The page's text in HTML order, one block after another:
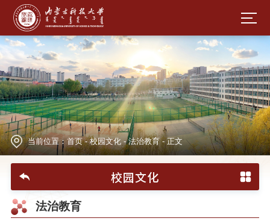
当前位置： 首页-校园文化-法治教育-正文
校园文化
法治教育